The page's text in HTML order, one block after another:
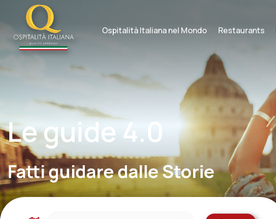
Ospitalità Italiana nel Mondo Restaurants
Le guide 4.0
Fatti guidare dalle Storie